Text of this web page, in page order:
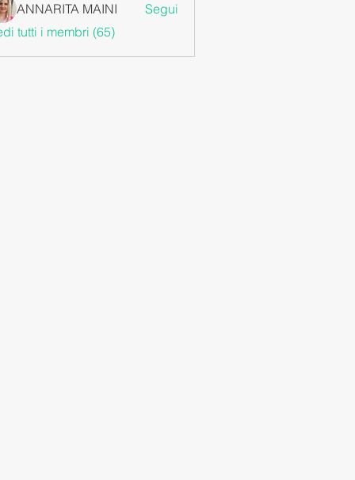
ANNARITA MAINI
Segui
tutti i membri (65)